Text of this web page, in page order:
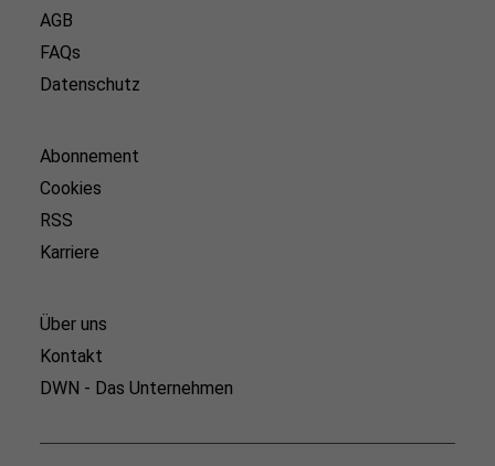
AGB
FAQs
Datenschutz
Abonnement
Cookies
RSS
Karriere
Über uns
Kontakt
DWN - Das Unternehmen